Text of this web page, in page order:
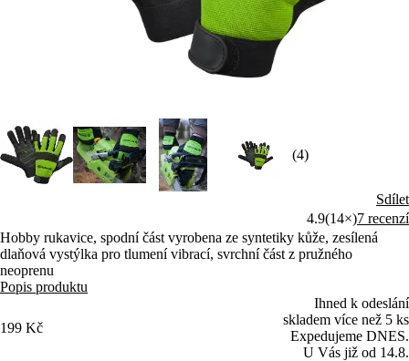
(4)
Sdílet
4.9(14×)7 recenzí
Hobby rukavice, spodní část vyrobena ze syntetiky kůže, zesílená
dlaňová vystýlka pro tlumení vibrací, svrchní část z pružného
neoprenu
Popis produktu
199 Kč
Ihned k odeslání
skladem více než 5 ks
Expedujeme DNES.
U Vás již od 14.8.